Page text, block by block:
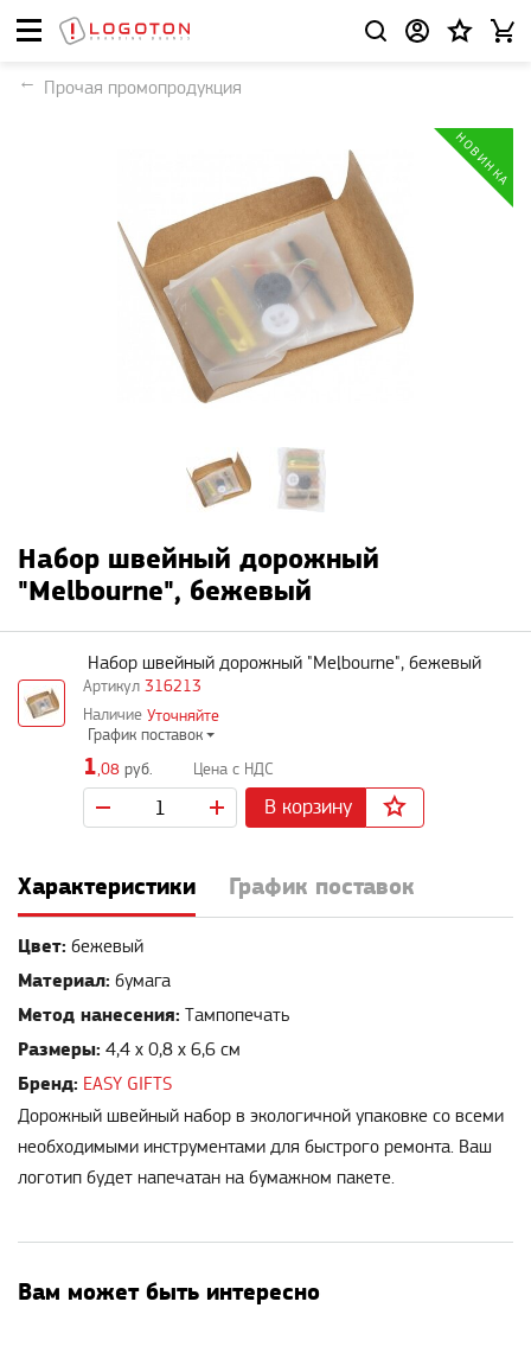
Прочая промопродукция
Набор швейный дорожный
"Melbourne", бежевый
316213
Набор швейный дорожный "Melbourne", бежевый
Уточняйте
График поставок
1,08 руб.
В корзину
Характеристики График поставок
Цвет: бежевый
Материал: бумага
Метод нанесения: Тампопечать
Размеры: 4,4 x 0,8 x 6,6 см
Бренд: EASY GIFTS
Дорожный швейный набор в экологичной упаковке со всеми
необходимыми инструментами для быстрого ремонта. Ваш
логотип будет напечатан на бумажном пакете.
Вам может быть интересно